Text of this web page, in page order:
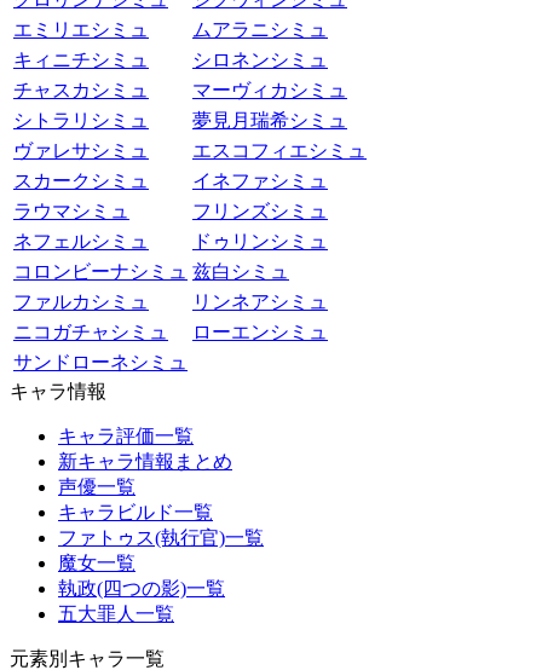
エミリエシミュ
ムアラニシミュ
キィニチシミュ
シロネンシミュ
チャスカシミュ
マーヴィカシミュ
シトラリシミュ
夢見月瑞希シミュ
ヴァレサシミュ
エスコフィエシミュ
スカークシミュ
イネファシミュ
ラウマシミュ
フリンズシミュ
ネフェルシミュ
ドゥリンシミュ
コロンビーナシミュ 兹白シミュ
ファルカシミュ
リンネアシミュ
ニコガチャシミュ
ローエンシミュ
サンドローネシミュ
キャラ情報
キャラ評価一覧
新キャラ情報まとめ
声優一覧
キャラビルド一覧
ファトゥス(執行官)一覧
魔女一覧
執政(四つの影)一覧
五大罪人一覧
元素別キャラ一覧